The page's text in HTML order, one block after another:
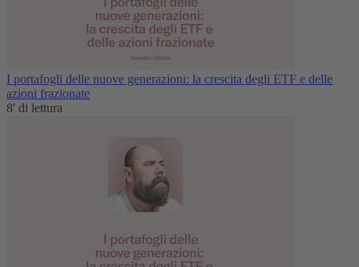
I portafogli delle nuove generazioni: la crescita degli ETF e delle
azioni frazionate
8' di lettura